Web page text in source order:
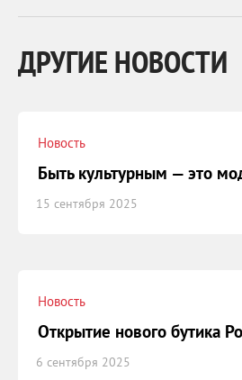
ДРУГИЕ НОВОСТИ
Новость
Быть культурным — это
15 сентября 2025
Новость
Открытие нового бутика
6 сентября 2025